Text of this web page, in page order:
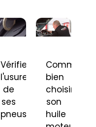
Vérifier
l'usure
de
ses
pneus
Comment
bien
choisir
son
huile